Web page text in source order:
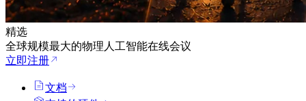
精选
全球规模最大的物理人工智能在线会议
立即注册
文档